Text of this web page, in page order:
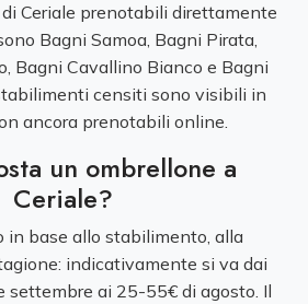
Ceriale prenotabili direttamente
Bagni Samoa, Bagni Pirata,
Bagni Cavallino Bianco e Bagni
censiti sono visibili in
ancora prenotabili online.
un ombrellone a
Ceriale?
in base allo stabilimento, alla
indicativamente si va dai
settembre ai 25-55€ di agosto. Il